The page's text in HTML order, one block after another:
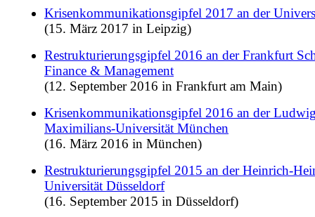
Krisenkommunikationsgipfel 2017 an der
(15. März 2017 in Leipzig)
Restrukturierungsgipfel 2016 an der Frankfurt
Finance & Management
(12. September 2016 in Frankfurt am Main)
Krisenkommunikationsgipfel 2016 an der
Maximilians-Universität München
(16. März 2016 in München)
Restrukturierungsgipfel 2015 an der Heinrich-
Universität Düsseldorf
(16. September 2015 in Düsseldorf)